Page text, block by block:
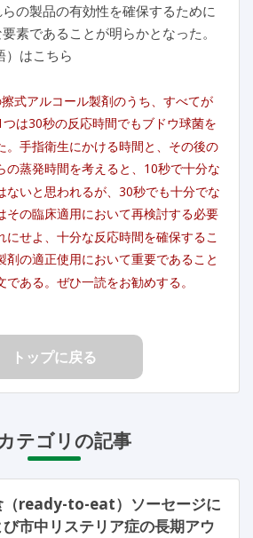
の製品の有効性を確保するために
素であることが明らかとなった。
）はこちら
式アルコール製剤のうち、すべてが
は30秒の反応時間でもブドウ球菌を
。手指衛生にかける時間と、その後の
の蒸発時間を考えると、10秒で十分な
ないと思われるが、30秒でも十分でな
その臨床適用において再検討する必要
にせよ、十分な反応時間を確保するこ
剤の適正使用において重要であること
ある。ぜひ一読をお勧めする。
トップに戻る
テゴリの記事
（ready-to-eat）ソーセージに
市中リステリア症の長期アウ